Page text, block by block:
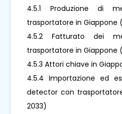
4.5.1 Produzione di
trasportatore in Giappone
4.5.2 Fatturato dei
trasportatore in Giappone
4.5.3 Attori chiave in
4.5.4 Importazione ed
detector con
2033)